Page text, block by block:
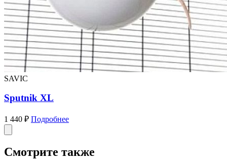
SAVIC
Sputnik XL
1 440 ₽ Подробнее
Смотрите также